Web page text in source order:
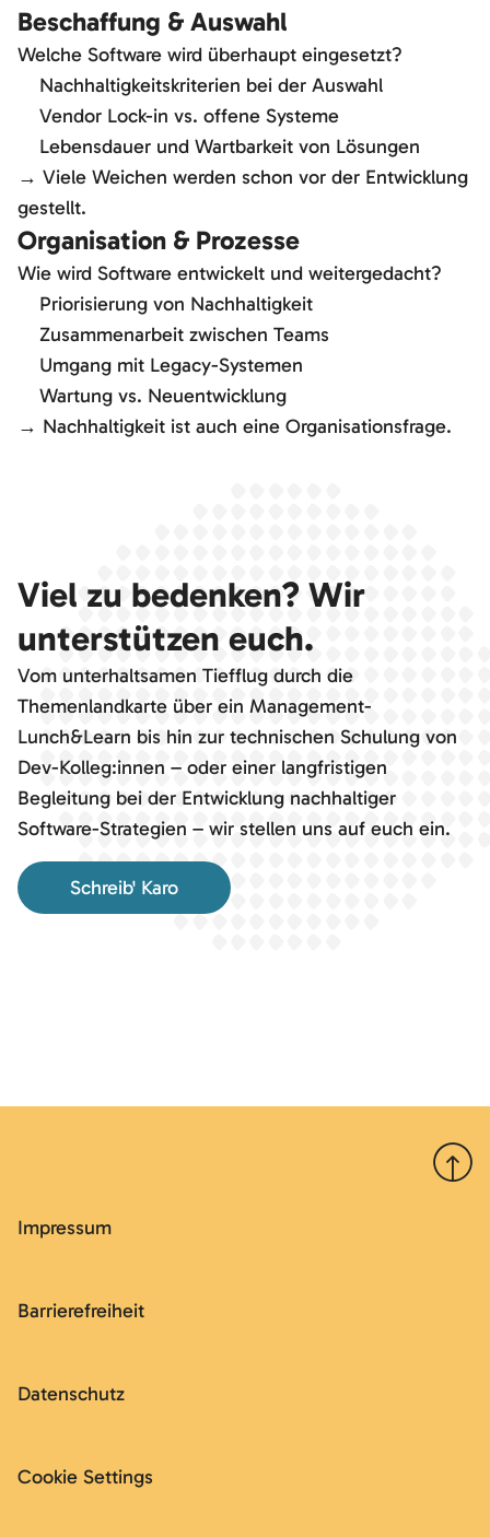
Beschaffung & Auswahl
Welche Software wird überhaupt eingesetzt?
Nachhaltigkeitskriterien bei der Auswahl
Vendor Lock-in vs. offene Systeme
Lebensdauer und Wartbarkeit von Lösungen
→ Viele Weichen werden schon vor der Entwicklung
gestellt.
Organisation & Prozesse
Wie wird Software entwickelt und weitergedacht?
Priorisierung von Nachhaltigkeit
Zusammenarbeit zwischen Teams
Umgang mit Legacy-Systemen
Wartung vs. Neuentwicklung
→ Nachhaltigkeit ist auch eine Organisationsfrage.
Viel zu bedenken? Wir
unterstützen euch.
Vom unterhaltsamen Tiefflug durch die
Themenlandkarte über ein Management-
Lunch&Learn bis hin zur technischen Schulung von
Dev-Kolleg:innen – oder einer langfristigen
Begleitung bei der Entwicklung nachhaltiger
Software-Strategien – wir stellen uns auf euch ein.
Schreib' Karo
Nach
Impressum
Barrierefreiheit
Datenschutz
Cookie Settings